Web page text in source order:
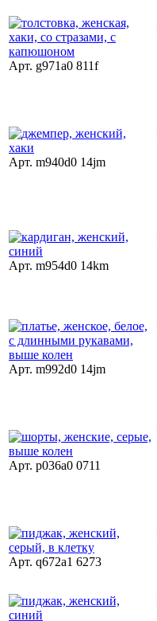
Арт. g971a0 811f
Арт. m940d0 14jm
Арт. m954d0 14km
Арт. m992d0 14jm
Арт. p036a0 0711
Арт. q672a1 6273